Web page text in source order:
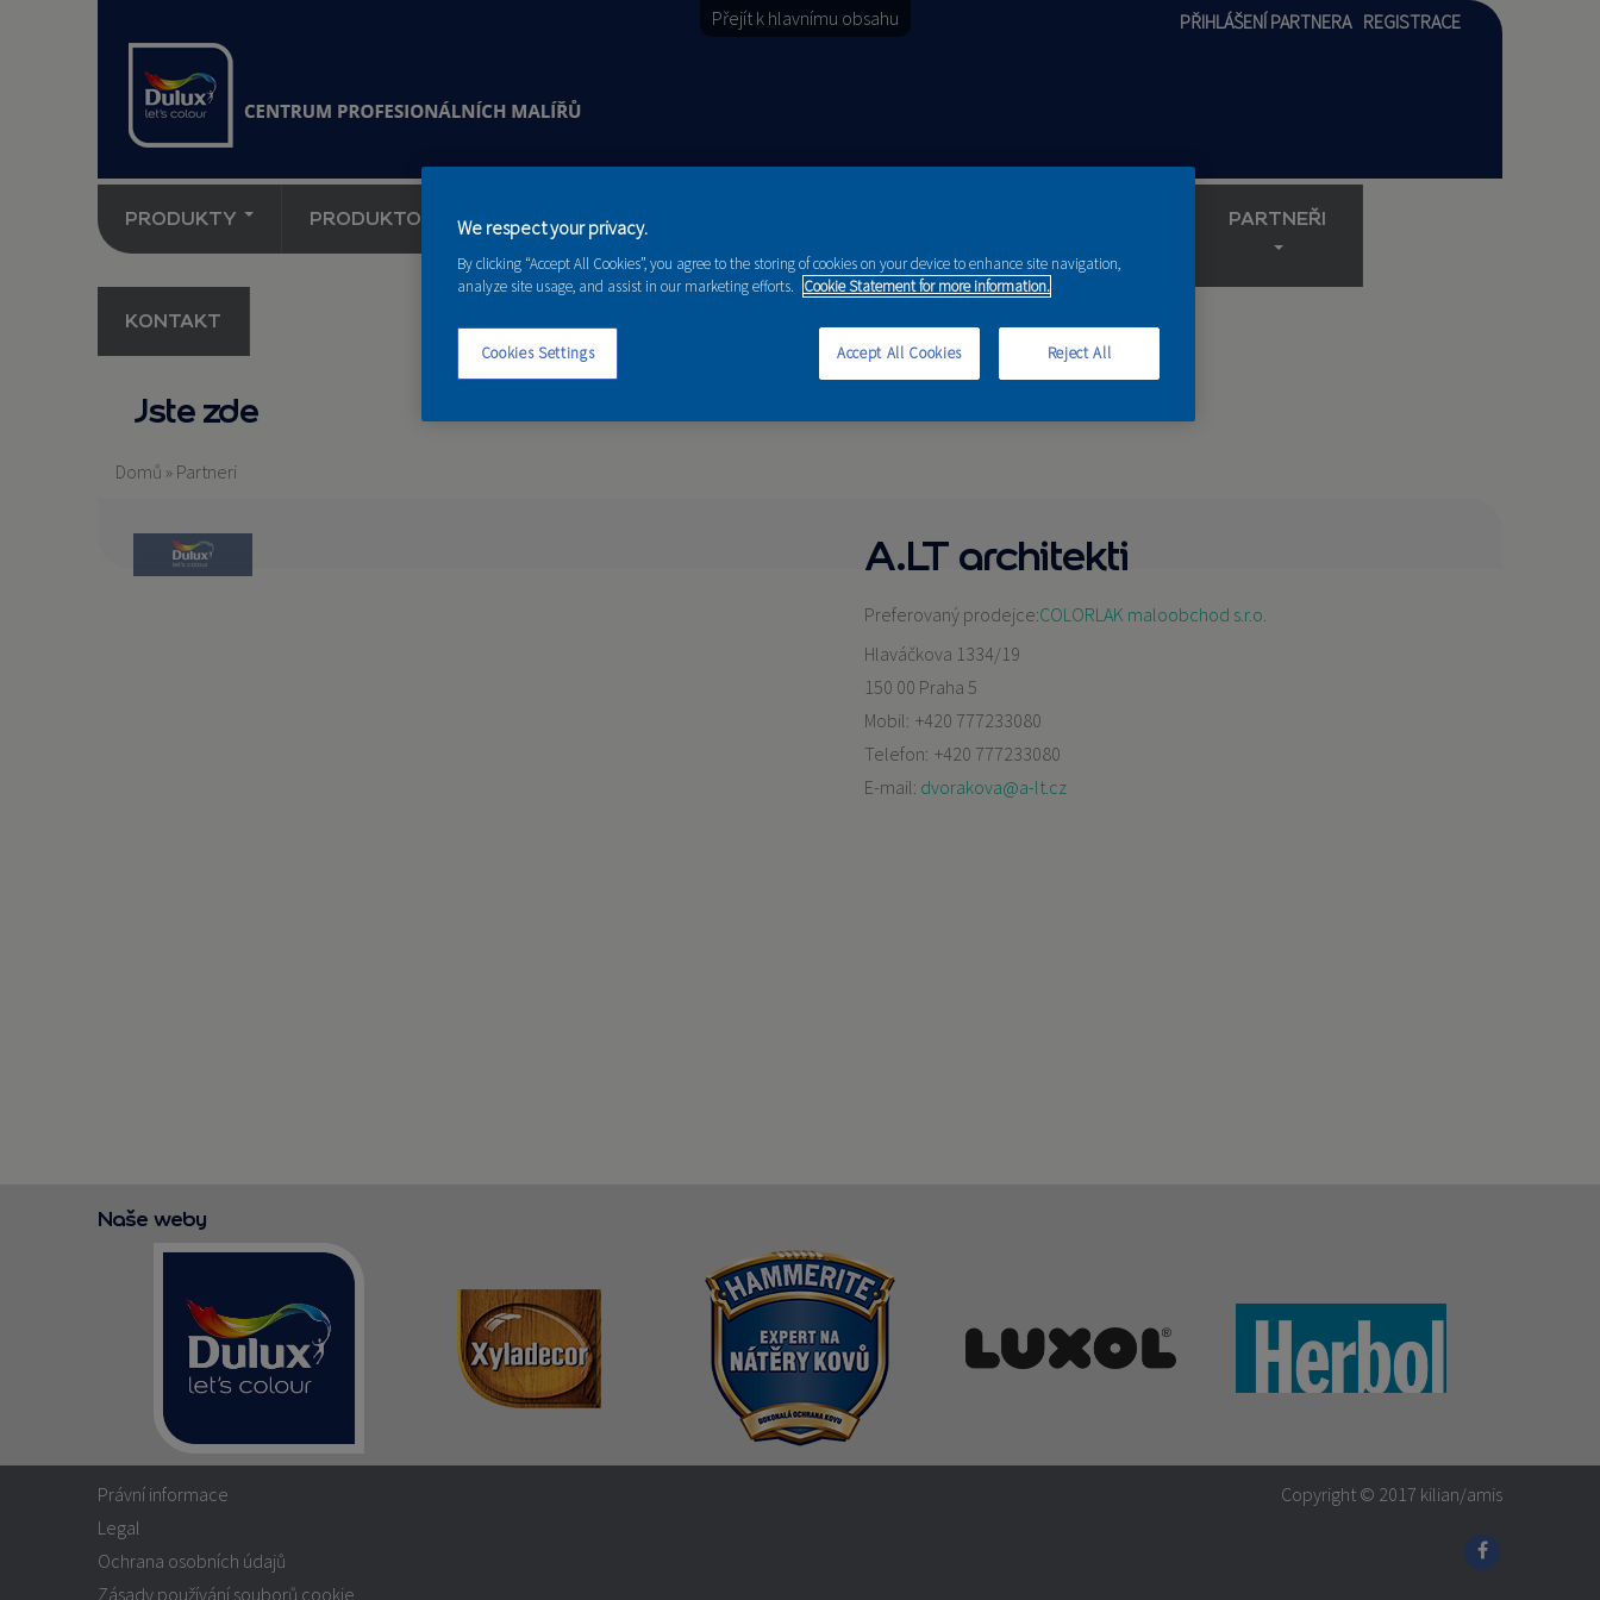
Přejít k hlavnímu obsahu PŘIHLÁŠENÍ PARTNERA REGISTRACE
PRODUKTY PRODUKTOVÉ NOVINKY PORADENSTVÍ PARTNEŘI
KONTAKT
Jste zde
Domů » Partneri
A.LT architekti
Preferovaný prodejce:COLORLAK maloobchod s.r.o.
Hlaváčkova 1334/19
150 00 Praha 5
Mobil: +420 777233080
Telefon: +420 777233080
E-mail: dvorakova@a-lt.cz
Naše weby
Copyright © 2017 kilian/amis
Právní informace
Legal
Ochrana osobních údajů
Zásady používání souborů cookie
We respect your privacy.
By clicking “Accept All Cookies”, you agree to the storing of cookies on your device to enhance site navigation,
analyze site usage, and assist in our marketing efforts. Cookie Statement for more information.
Cookies Settings Reject All
Accept All Cookies